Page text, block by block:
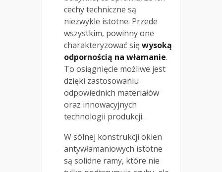
cechy techniczne są
niezwykle istotne. Przede
wszystkim, powinny one
charakteryzować sięwysoką
odpornością na włamanie.
To osiągnięcie możliwe jest
dzięki zastosowaniu
odpowiednich materiałów
oraz innowacyjnych
technologii produkcji.
W sólnej konstrukcji okien
antywłamaniowych istotne
są solidne ramy, które nie